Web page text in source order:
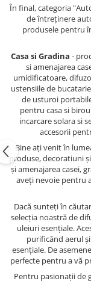
În final, categoria
de întreținere
produsele pentru
Casa si Gradina -
si amenajarea
umidificatoare,
ustensiile de
de usturoi
pentru casa si
incarcare solara si
accesorii
Bine ați venit în
produse, decoratiuni
și amenajarea casei,
aveți nevoie pentru
Dacă sunteți în
selecția noastră de
uleiuri esențiale.
purificând aerul
esențiale. De
perfecte pentru a vă
Pentru pasionații de